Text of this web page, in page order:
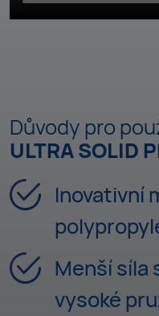
Důvody pro
ULTRA SOLID
Inovativní
Menší síla
vysoké